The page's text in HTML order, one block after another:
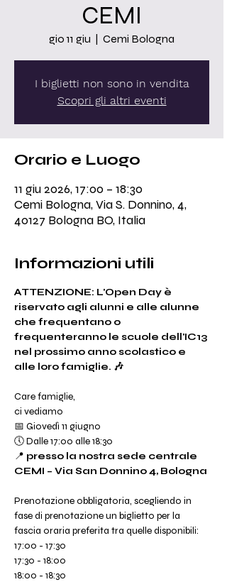
CEMI
gio 11 giu
  |
Cemi Bologna
I biglietti non sono in vendita
Scopri gli altri eventi
Orario e Luogo
11 giu 2026, 17:00 – 18:30
Cemi Bologna, Via S. Donnino, 4,
40127 Bologna BO, Italia
Informazioni utili
ATTENZIONE: L'Open Day è
riservato agli alunni e alle alunne
che frequentano o
frequenteranno le scuole dell'IC13
nel prossimo anno scolastico e
alle loro famiglie. 🎶
Care famiglie,
ci vediamo
📅 Giovedì 11 giugno
🕔 Dalle 17:00 alle 18:30
📍 presso la nostra sede centrale
CEMI – Via San Donnino 4, Bologna
Prenotazione obbligatoria, scegliendo in
fase di prenotazione un biglietto per la
fascia oraria preferita tra quelle disponibili:
17:00 - 17:30
17:30 - 18:00
18:00 - 18:30